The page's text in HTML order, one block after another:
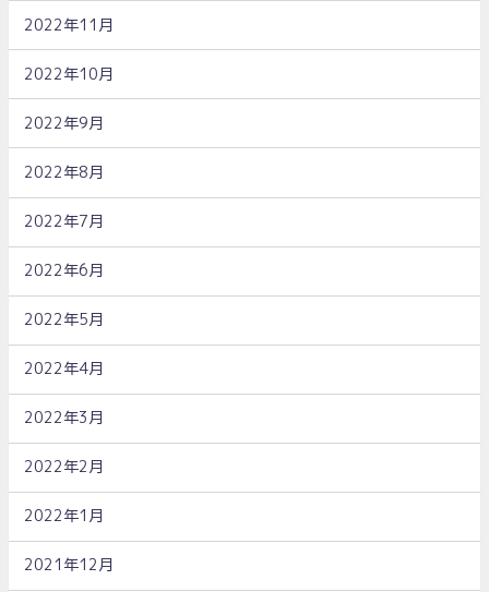
2022年11月
2022年10月
2022年9月
2022年8月
2022年7月
2022年6月
2022年5月
2022年4月
2022年3月
2022年2月
2022年1月
2021年12月